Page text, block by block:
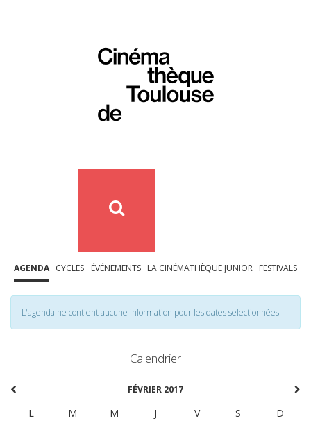
AGENDA CYCLES ÉVÉNEMENTS LA CINÉMATHÈQUE JUNIOR FESTIVALS
L'agenda ne contient aucune information pour les dates selectionnées
Calendrier
FÉVRIER 2017
L M M J V S
D